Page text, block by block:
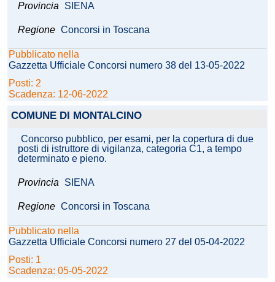
Provincia SIENA
Regione Concorsi in Toscana
Pubblicato nella
Gazzetta Ufficiale Concorsi numero 38 del 13-05-2022
Posti: 2
Scadenza: 12-06-2022
COMUNE DI MONTALCINO
Concorso pubblico, per esami, per la copertura di due
posti di istruttore di vigilanza, categoria C1, a tempo
determinato e pieno.
Provincia SIENA
Regione Concorsi in Toscana
Pubblicato nella
Gazzetta Ufficiale Concorsi numero 27 del 05-04-2022
Posti: 1
Scadenza: 05-05-2022